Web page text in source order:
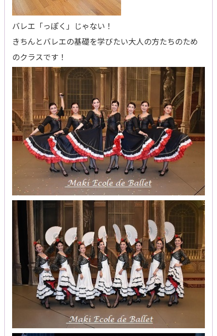
バレエ「っぽく」じゃない！
きちんとバレエの基礎を学びたい大人の方たちのため
のクラスです！